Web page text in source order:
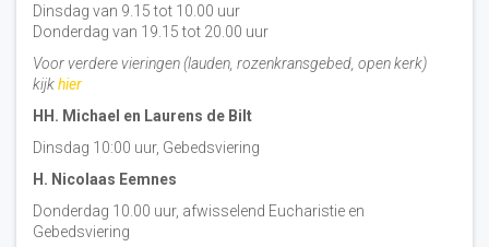
Dinsdag van 9.15 tot 10.00 uur
Donderdag van 19.15 tot 20.00 uur
Voor verdere vieringen (lauden, rozenkransgebed, open kerk)
kijkhier
HH. Michael en Laurens de Bilt
Dinsdag 10:00 uur, Gebedsviering
H. Nicolaas Eemnes
Donderdag 10.00 uur, afwisselend Eucharistie en
Gebedsviering